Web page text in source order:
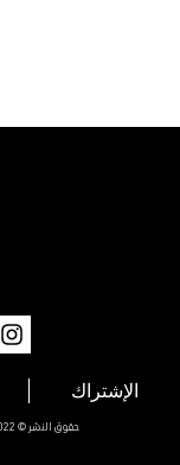
الإشتراك
حقوق النشر © 2022 نساء من المغرب التصميم والتطوير